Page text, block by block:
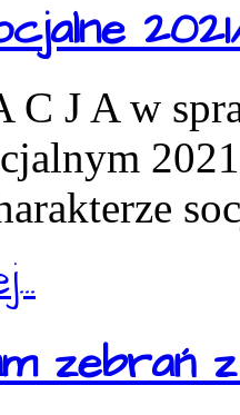
C J A w
zebrań